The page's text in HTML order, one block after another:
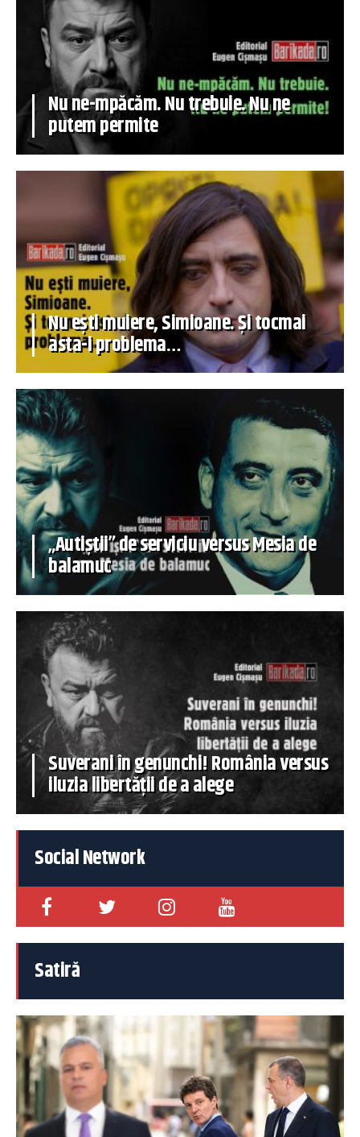
Nu ne-mpăcăm. Nu trebuie. Nu ne
putem permite
Nu ești muiere, Simioane. Și tocmai
asta-i problema…
„Autiștii” de serviciu versus Mesia de
balamuc
Suverani în genunchi! România versus
iluzia libertății de a alege
Social Network
Satiră